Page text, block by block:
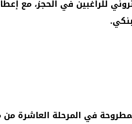
للراغبين في الحجز، مع
في المرحلة العاشرة